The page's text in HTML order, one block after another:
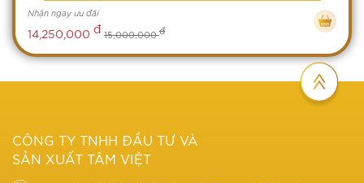
Nhận ngay ưu đãi
14,250,000 đ 15,000,000đ
CÔNG TY TNHH ĐẦU TƯ VÀ
SẢN XUẤT TÂM VIỆT